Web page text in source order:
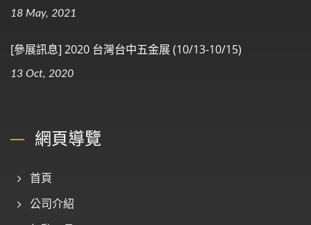
18 May, 2021
[參展訊息] 2020 台灣台中五金展 (10/13-10/15)
13 Oct, 2020
網頁導覽
首頁
公司介紹